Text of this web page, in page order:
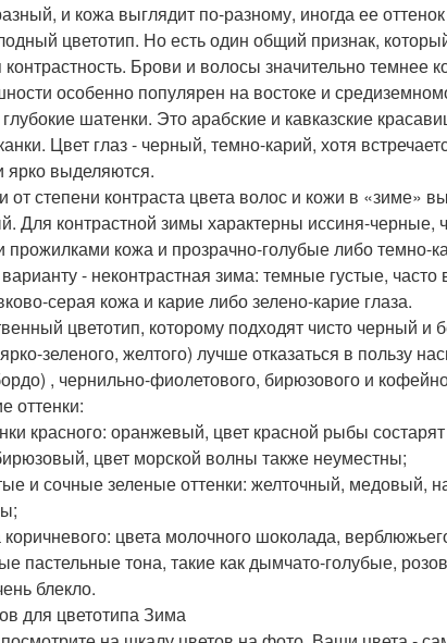
и кожа выглядит по-разному, иногда ее
цветотип. Но есть один общий признак,
Брови и волосы значительно темнее
особенно популярен на востоке и
шатенки. Это арабские и кавказские
Цвет глаз - черный, темно-карий, хотя
ярко выделяются.
от степени контраста цвета волос и кожи в «зиме»
Для контрастной зимы характерны иссиня-
прожилками кожа и прозрачно-голубые либо темно-
- неконтрастная зима: темные густые,
серая кожа и карие либо зелено-карие глаза.
цветотип, которому подходят чисто черный
зеленого, желтого) лучше отказаться в пользу
, чернильно-фиолетового, бирюзового и
оттенки:
красного: оранжевый, цвет красной рыбы
цвет морской волны также неуместны;
и сочные зеленые оттенки: желточный, медовый,
коричневого: цвета молочного шоколада,
пастельные тона, такие как дымчато-голубые,
блекло.
для цветотипа Зима